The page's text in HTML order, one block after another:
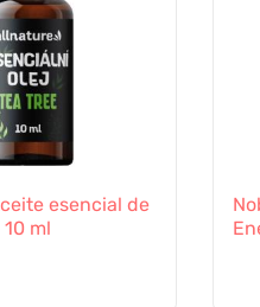
esencial de
ml